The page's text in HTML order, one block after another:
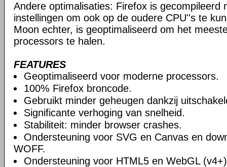
Andere optimalisaties: Firefox is gecompileerd
instellingen om ook op de oudere CPU''s te
Moon echter, is geoptimaliseerd om het
processors te halen.
FEATURES
Geoptimaliseerd voor moderne processors.
100% Firefox broncode.
Gebruikt minder geheugen dankzij
Significante verhoging van snelheid.
Stabiliteit: minder browser crashes.
Ondersteuning voor SVG en Canvas en
WOFF.
Ondersteuning voor HTML5 en WebGL